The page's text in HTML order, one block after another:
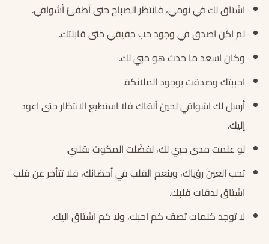
اشتاق لك في نومي، فانتظر الصباح حتى أطفئُ أشواقي.
لم اكن اصدق في وجود حب حقيقي حتى قابلتك.
وكان اسعد ما حدث هو حبي لك.
احببتك وصدقت بوجود الملائكة.
أرسل لك اشواقي لحين ألقاك فلا استطيع الانتظار حتى اعود
إليك.
لو علمت مدى حبي لك، لفضّلت المكوث بقلبي.
تحب العين رؤياك، وينعم القلب في أحضانك، فلا تتأخر عن قلب
اشتاق لدقات قلبك.
لا توجد كلمات تصف كم احبك، ولا كم اشتاق اليك.